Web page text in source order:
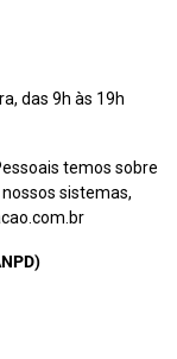
das 9h às 19h
temos sobre
sistemas,